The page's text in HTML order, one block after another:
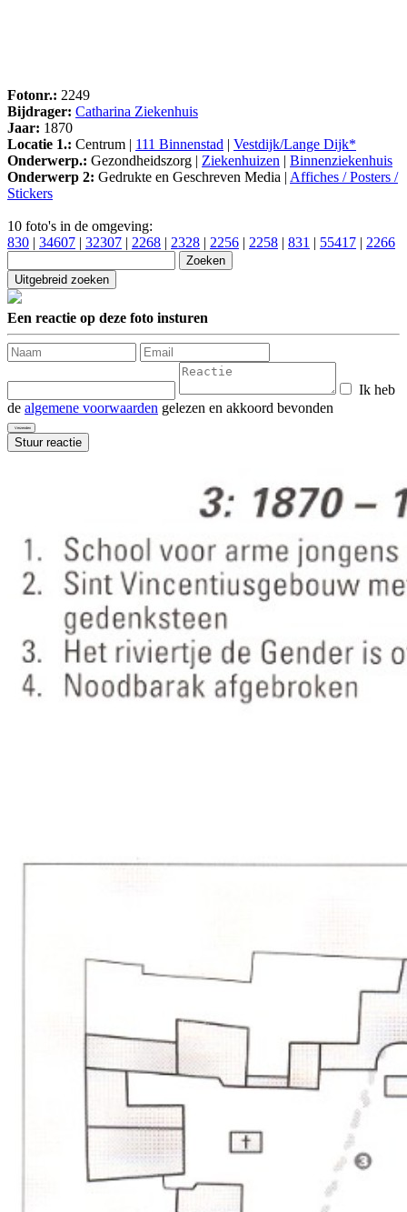
Fotonr.: 2249
Bijdrager: Catharina Ziekenhuis
Jaar: 1870
Locatie 1.: Centrum | 111 Binnenstad | Vestdijk/Lange Dijk*
Onderwerp.: Gezondheidszorg | Ziekenhuizen | Binnenziekenhuis
Onderwerp 2: Gedrukte en Geschreven Media | Affiches / Posters /
Stickers
10 foto's in de omgeving:
830 | 34607 | 32307 | 2268 | 2328 | 2256 | 2258 | 831 | 55417 | 2266
Een reactie op deze foto insturen
Ik heb
de algemene voorwaarden gelezen en akkoord bevonden